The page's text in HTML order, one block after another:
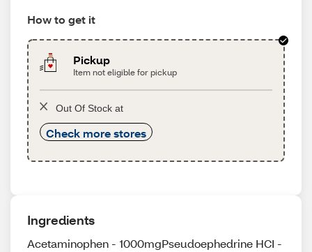
How to get it
Pickup
Item not eligible for pickup
Out Of Stock at
Check more stores
Ingredients
Acetaminophen - 1000mgPseudoephedrine HCI -